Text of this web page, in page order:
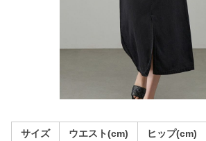
サイズ ウエスト(cm) ヒップ(cm)